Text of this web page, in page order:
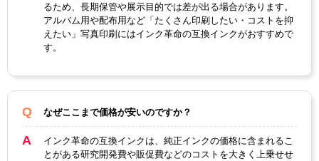
るため、長期保管や展示目的では差が出る場合があります。
アルバム用や配布用など「たくさん印刷したい・コストを抑
えたい」写真印刷にはインク革命の互換インクがおすすめで
す。
なぜここまで価格が安いのですか？
インク革命の互換インクは、純正インクの価格に含まれるこ
とがある研究開発費や販促費などのコストを大きく上乗せせ